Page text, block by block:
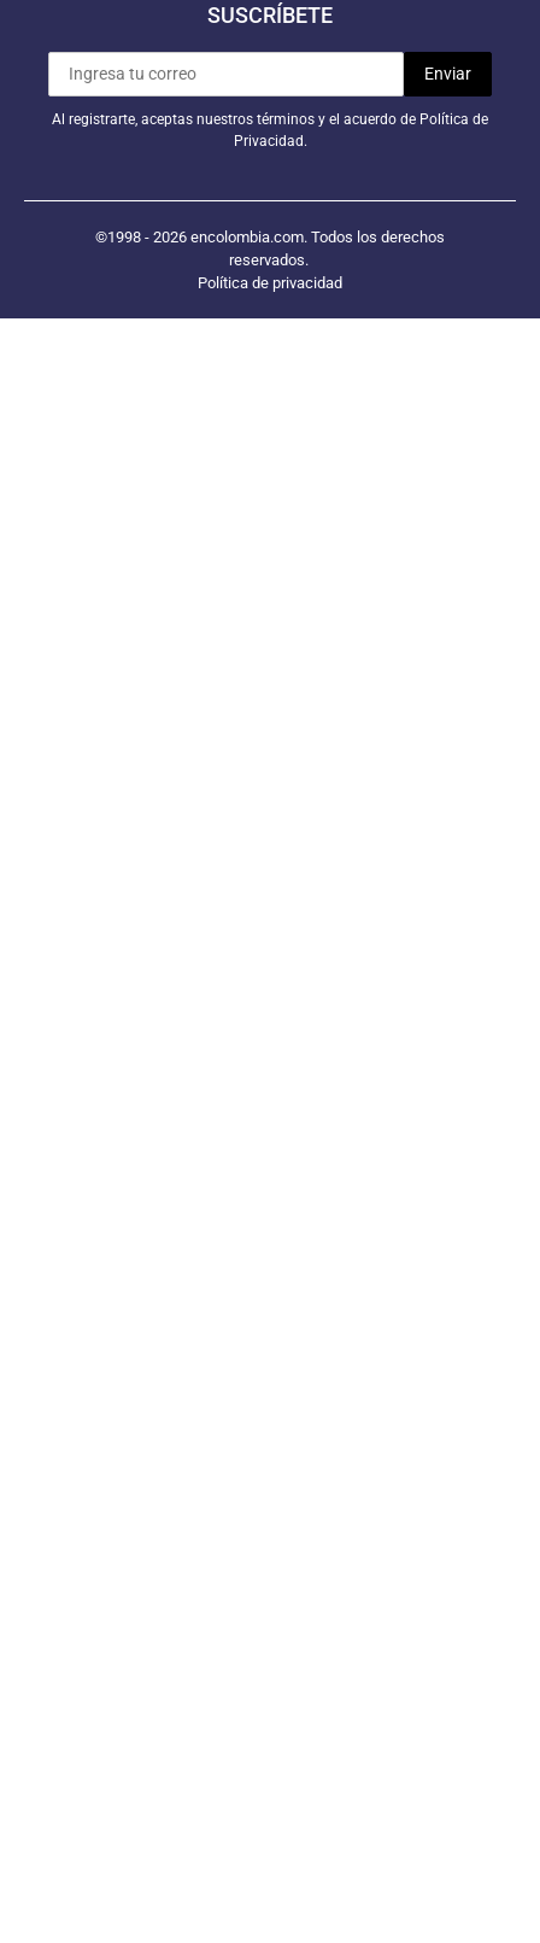
SUSCRÍBETE
Al registrarte, aceptas nuestros términos y el acuerdo de Política de
Privacidad.
©1998 - 2026 encolombia.com. Todos los derechos
reservados.
Política de privacidad